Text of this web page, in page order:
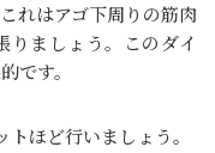
れはアゴ下周りの筋肉
りましょう。このダイ
です。
ほど行いましょう。